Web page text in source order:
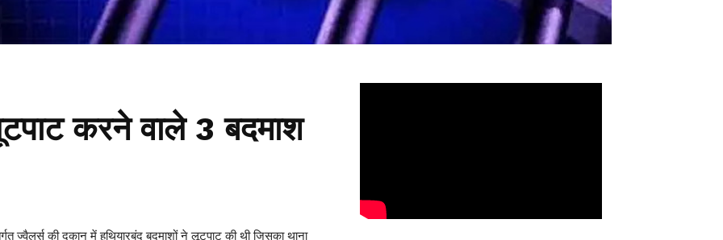
करने वाले 3 बदमाश
ज्वैलर्स की दुकान में हथियारबंद बदमाशों ने लूटपाट की थी जिसका थाना